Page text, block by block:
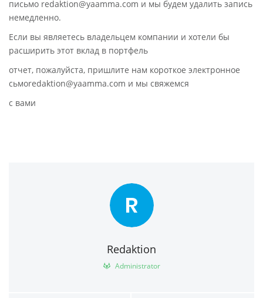
письмо redaktion@yaamma.com и мы будем удалить запись
немедленно.
Если вы являетесь владельцем компании и хотели бы
расширить этот вклад в портфель
отчет, пожалуйста, пришлите нам короткое электронное
сьмоredaktion@yaamma.com и мы свяжемся
с вами
R
Redaktion
Administrator